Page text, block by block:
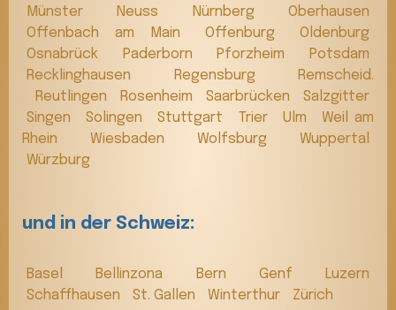
Münster
Neuss Nürnberg
Oberhausen
Offenbach am Main
Offenburg
Oldenburg
Osnabrück
Paderborn Pforzheim
Potsdam
Recklinghausen
Regensburg
Remscheid.
Reutlingen
Rosenheim Saarbrücken
Salzgitter
Singen
Solingen Stuttgart Trier Ulm
Weil am
Rhein
Wiesbaden Wolfsburg
Wuppertal
Würzburg
und in der Schweiz:
Basel Bellinzona Bern Genf
Luzern
Schaffhausen
St. Gallen Winterthur Zürich